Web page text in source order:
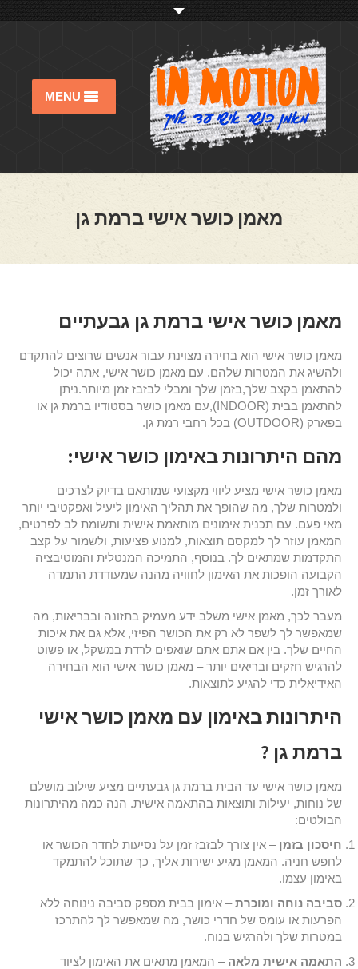
MENU
מי אנחנו
מאמן כושר אישי ברמת גן
מאמן כושר אישי ברמת גן גבעתיים
מאמן כושר אישי הוא בחירה מצוינת עבור אנשים שרוצים להתקדם
ולהשיג את המטרות שלהם. עם מאמן כושר אישי, אתה יכול
להתאמן בקצב שלך,בזמן שלך ומבלי לבזבז זמן מיותר.ניתן
להתאמן בבית (INDOOR),עם מאמן כושר בסטודיו ברמת גן או
בפארק (OUTDOOR) בכל רחבי רמת גן.
מהם היתרונות באימון כושר אישי:
מאמן כושר אישי מציע ליווי מקצועי שמותאם בדיוק לצרכים
ולמטרות שלך, מה שהופך את תהליך האימון ליעיל ואפקטיבי יותר
מאי פעם. עם תכנית אימונים מותאמת אישית ותשומת לב לפרטים,
המאמן עוזר לך למקסם תוצאות, למנוע פציעות, ולשמור על קצב
התקדמות שמתאים לך. בנוסף, התמיכה המנטלית והמוטיבציה
הקבועה הופכות את האימון לחוויה מהנה שמעודדת התמדה
לאורך זמן.
מעבר לכך, מאמן אישי משלב ידע מעמיק בתזונה ובבריאות, מה
שמאפשר לך לשפר לא רק את הכושר הפיזי, אלא גם את איכות
החיים שלך. בין אם אתם אתם שואפים לרדת במשקל, או פשוט
להרגיש חזקים ובריאים יותר – מאמן כושר אישי הוא הבחירה
האידיאלית כדי להגיע לתוצאות.
היתרונות באימון עם מאמן כושר אישי
ברמת גן ?
מאמן כושר אישי עד הבית ברמת גן גבעתיים מציע שילוב מושלם
של נוחות, יעילות ותוצאות בהתאמה אישית. הנה כמה מהיתרונות
הבולטים:
חיסכון בזמן – אין צורך לבזבז זמן על נסיעות לחדר הכושר או
לחפש חניה. המאמן מגיע ישירות אליך, כך שתוכל להתמקד
באימון עצמו.
סביבה נוחה ומוכרת– אימון בבית מספק סביבה נינוחה ללא
הפרעות או עומס של חדרי כושר, מה שמאפשר לך להתרכז
במטרות שלך ולהרגיש בנוח.
התאמה אישית מלאה – המאמן מתאים את האימון לציוד